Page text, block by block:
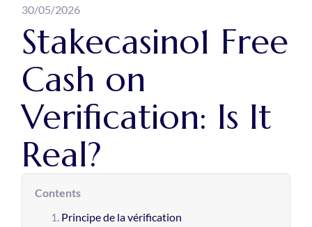
30/05/2026
Stakecasino1 Free
Cash on
Verification: Is It
Real?
Contents
Principe de la vérification